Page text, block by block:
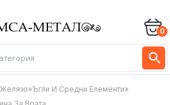
0
»Ъгли И Средни Елементи»